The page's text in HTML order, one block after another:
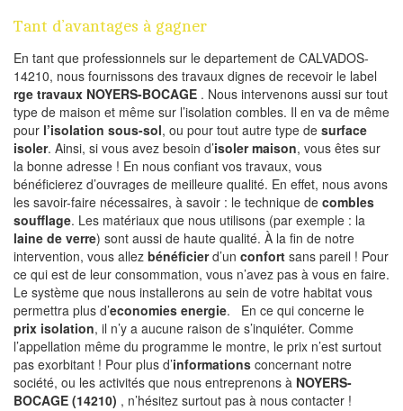
Tant d’avantages à gagner
En tant que professionnels sur le departement de CALVADOS-
14210, nous fournissons des travaux dignes de recevoir le label
rge travaux NOYERS-BOCAGE . Nous intervenons aussi sur tout
type de maison et même sur l’isolation combles. Il en va de même
pour l’isolation sous-sol, ou pour tout autre type de surface
isoler. Ainsi, si vous avez besoin d’isoler maison, vous êtes sur
la bonne adresse ! En nous confiant vos travaux, vous
bénéficierez d’ouvrages de meilleure qualité. En effet, nous avons
les savoir-faire nécessaires, à savoir : le technique de combles
soufflage. Les matériaux que nous utilisons (par exemple : la
laine de verre) sont aussi de haute qualité. À la fin de notre
intervention, vous allez bénéficierd’un confort sans pareil ! Pour
ce qui est de leur consommation, vous n’avez pas à vous en faire.
Le système que nous installerons au sein de votre habitat vous
permettra plus d’economies energie. En ce qui concerne le
prix isolation, il n’y a aucune raison de s’inquiéter. Comme
l’appellation même du programme le montre, le prix n’est surtout
pas exorbitant ! Pour plus d’informations concernant notre
société, ou les activités que nous entreprenons à NOYERS-
BOCAGE (14210) , n’hésitez surtout pas à nous contacter !